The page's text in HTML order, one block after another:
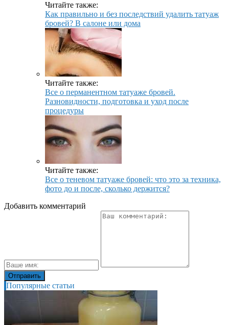
Читайте также:
Как правильно и без последствий удалить татуаж
бровей? В салоне или дома
Читайте также:
Все о перманентном татуаже бровей.
Разновидности, подготовка и уход после
процедуры
Читайте также:
Все о теневом татуаже бровей: что это за техника,
фото до и после, сколько держится?
Добавить комментарий
Популярные статьи